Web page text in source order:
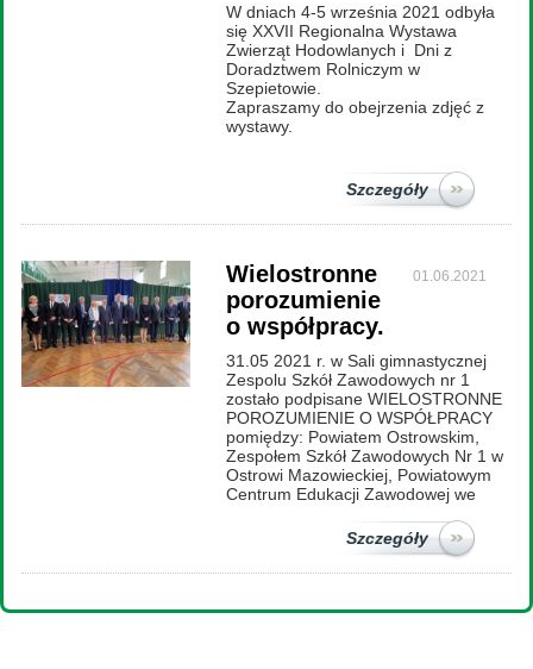
W dniach 4-5 września 2021 odbyła
się XXVII Regionalna Wystawa
Zwierząt Hodowlanych i Dni z
Doradztwem Rolniczym w
Szepietowie.
Zapraszamy do obejrzenia zdjęć z
wystawy.
Szczegóły
Wielostronne
porozumienie
o współpracy.
01.06.2021
31.05 2021 r. w Sali gimnastycznej
Zespolu Szkół Zawodowych nr 1
zostało podpisane WIELOSTRONNE
POROZUMIENIE O WSPÓŁPRACY
pomiędzy: Powiatem Ostrowskim,
Zespołem Szkół Zawodowych Nr 1 w
Ostrowi Mazowieckiej, Powiatowym
Centrum Edukacji Zawodowej we
Szczegóły